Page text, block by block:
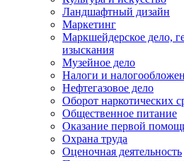
Ландшафтный дизайн
Маркетинг
Маркшейдерское дело,
изыскания
Музейное дело
Налоги и
Нефтегазовое дело
Оборот наркотических
Общественное питание
Оказание первой
Охрана труда
Оценочная деятельность